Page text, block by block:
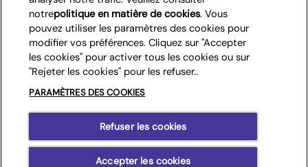
Conditions d’utilisation(opens in new window)
Accessibilité(opens in new window)
Cookies(opens in new window) Paramètres des cookies
Confidentialité(opens in new window)
Algemene servicevoorwaarden Carrières(opens in new window)
notrepolitique en matière de cookies(opens in a new
tab)
. Vous
pouvez utiliser les paramètres des cookies pour
modifier vos préférences. Cliquez sur "Accepter
les cookies" pour activer tous les cookies ou sur
"Rejeter les cookies" pour les refuser..
PARAMÈTRES DES COOKIES
Refuser les cookies
Accepter les cookies